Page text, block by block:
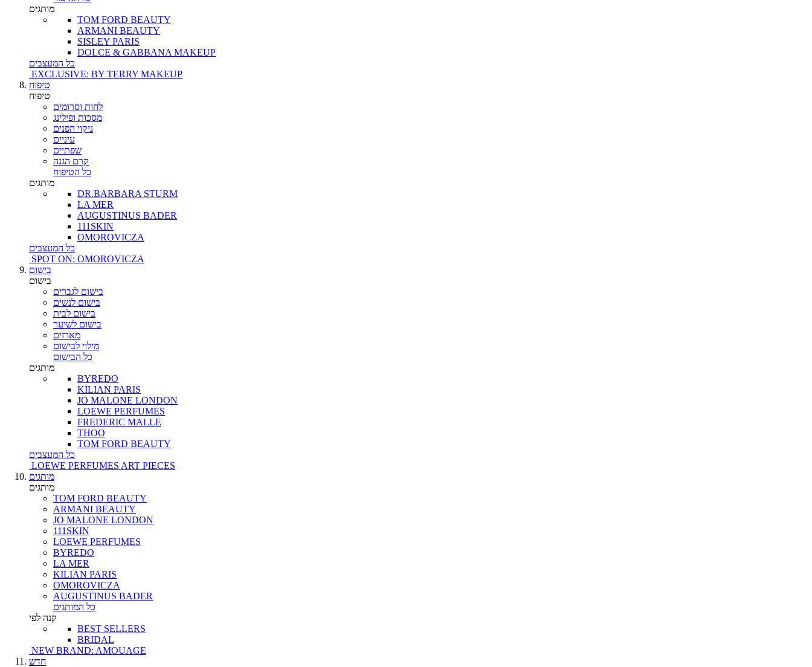
מותגים
TOM FORD BEAUTY
ARMANI BEAUTY
SISLEY PARIS
DOLCE & GABBANA MAKEUP
כל המעצבים
EXCLUSIVE: BY TERRY MAKEUP
טיפוח
טיפוח
לחות וסרומים
מסכות ופילינג
ניקוי הפנים
עיניים
שפתיים
קרם הגנה
כל הטיפוח
מותגים
DR.BARBARA STURM
LA MER
AUGUSTINUS BADER
111SKIN
OMOROVICZA
כל המעצבים
SPOT ON: OMOROVICZA
בישום
בישום
בישום לגברים
בישום לנשים
בישום לבית
בישום לשיער
מארזים
מילוי לבישום
כל הבישום
מותגים
BYREDO
KILIAN PARIS
JO MALONE LONDON
LOEWE PERFUMES
FREDERIC MALLE
THOO
TOM FORD BEAUTY
כל המעצבים
LOEWE PERFUMES ART PIECES
מותגים
מותגים
TOM FORD BEAUTY
ARMANI BEAUTY
JO MALONE LONDON
111SKIN
LOEWE PERFUMES
BYREDO
LA MER
KILIAN PARIS
OMOROVICZA
AUGUSTINUS BADER
כל המותגים
קנה לפי
BEST SELLERS
BRIDAL
NEW BRAND: AMOUAGE
חדש